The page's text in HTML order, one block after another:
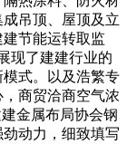
吊顶、屋顶及立
节能运转取监
现了建建行业的
式。以及浩繁专
商贸洽商空气浓
金属布局协会钢
动力，细致填写